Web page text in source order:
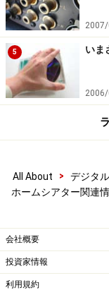
5 いま
All About > デジタル
ホームシアター関連
会社概要
投資家情報
利用規約